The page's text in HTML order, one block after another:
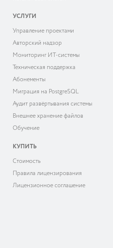
УСЛУГИ
Управление проектами
Авторский надзор
Мониторинг ИТ-системы
Техническая поддержка
Абонементы
Миграция на PostgreSQL
Аудит развёртывания системы
Внешнее хранение файлов
Обучение
КУПИТЬ
Cтоимость
Правила лицензирования
Лицензионное соглашение